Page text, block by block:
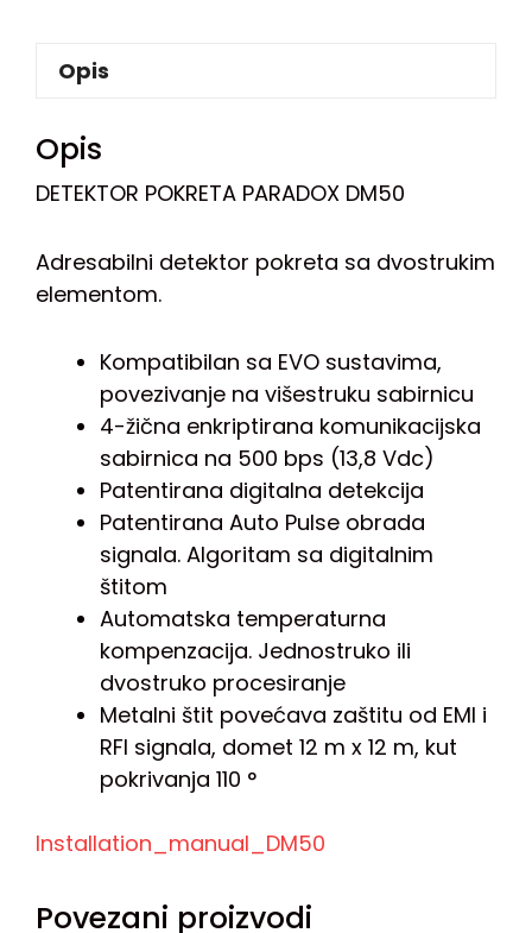
Opis
Opis
DETEKTOR POKRETA PARADOX DM50
Adresabilni detektor pokreta sa dvostrukim
elementom.
Kompatibilan sa EVO sustavima,
povezivanje na višestruku sabirnicu
4-žična enkriptirana komunikacijska
sabirnica na 500 bps (13,8 Vdc)
Patentirana digitalna detekcija
Patentirana Auto Pulse obrada
signala. Algoritam sa digitalnim
štitom
Automatska temperaturna
kompenzacija. Jednostruko ili
dvostruko procesiranje
Metalni štit povećava zaštitu od EMI i
RFI signala, domet 12 m x 12 m, kut
pokrivanja 110 °
Installation_manual_DM50
Povezani proizvodi